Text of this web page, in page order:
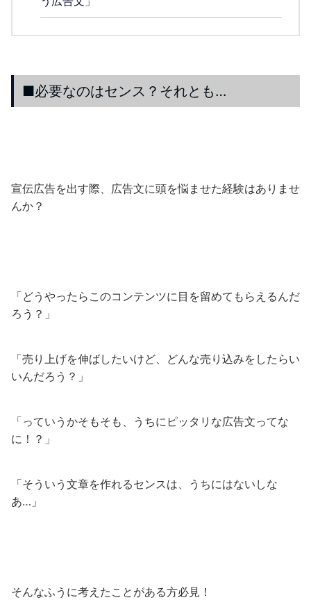
■必要なのはセンス？それとも…
宣伝広告を出す際、広告文に頭を悩ませた経験はありませ
んか？
「どうやったらこのコンテンツに目を留めてもらえるんだ
ろう？」
「売り上げを伸ばしたいけど、どんな売り込みをしたらい
いんだろう？」
「っていうかそもそも、うちにピッタリな広告文ってな
に！？」
「そういう文章を作れるセンスは、うちにはないしな
あ…」
そんなふうに考えたことがある方必見！